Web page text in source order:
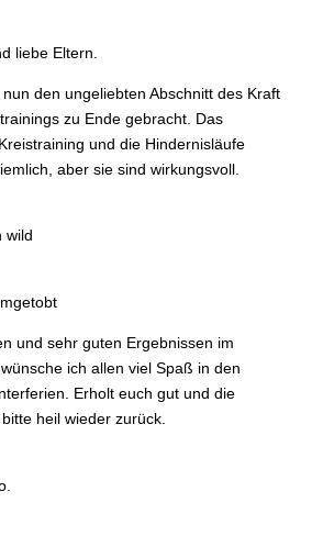
liebe Eltern.
den ungeliebten Abschnitt des Kraft
zu Ende gebracht. Das
und die Hindernisläufe
aber sie sind wirkungsvoll.
wild
und sehr guten Ergebnissen im
ich allen viel Spaß in den
Erholt euch gut und die
heil wieder zurück.